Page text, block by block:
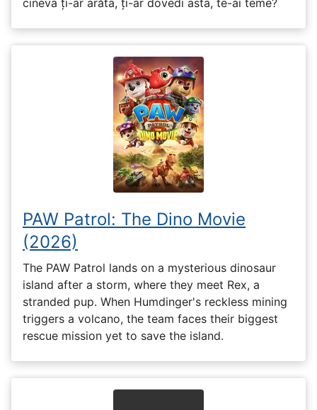
cineva ți-ar arăta, ți-ar dovedi asta, te-ai teme?
PAW Patrol: The Dino Movie
(2026)
The PAW Patrol lands on a mysterious dinosaur
island after a storm, where they meet Rex, a
stranded pup. When Humdinger's reckless mining
triggers a volcano, the team faces their biggest
rescue mission yet to save the island.